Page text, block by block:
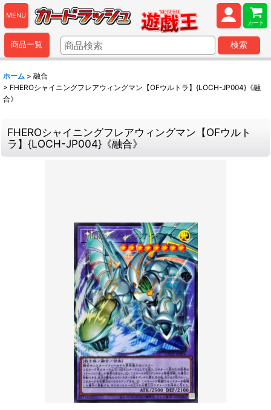
MENU
カート
商品一覧 検索
ホーム > 融合
> FHEROシャイニングフレアウィングマン【OFウルトラ】{LOCH-JP004}《融
合》
FHEROシャイニングフレアウィングマン【OFウルト
ラ】{LOCH-JP004}《融合》